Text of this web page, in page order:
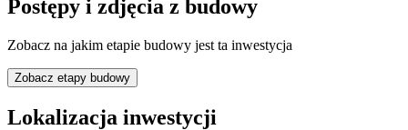
Postępy i zdjęcia z budowy
Zobacz na jakim etapie budowy jest ta inwestycja
Zobacz etapy budowy
Lokalizacja inwestycji